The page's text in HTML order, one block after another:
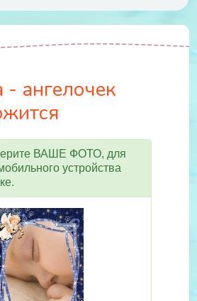
- ангелочек
ВАШЕ ФОТО, для
устройства